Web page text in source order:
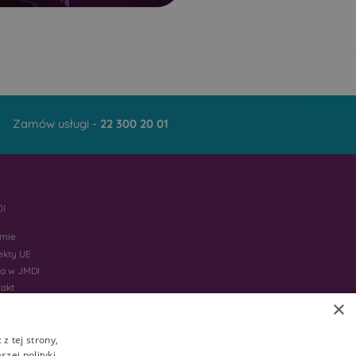
Samułki Duże
Szczyty-Nowodwory
Trzeszczkowo
Zamów usługi - 22 300 20 01
UE
w JMDI
×
z tej strony,